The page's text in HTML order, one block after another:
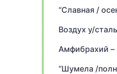
“Славная /
Воздух у/
Амфибрахий –
“Шумела /